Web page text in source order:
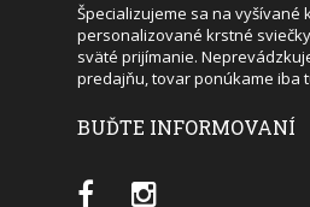
Špecializujeme sa na vyšívané
personalizované krstné
sväté prijímanie.
predajňu, tovar ponúkame iba
BUĎTE INFORMOVANÍ